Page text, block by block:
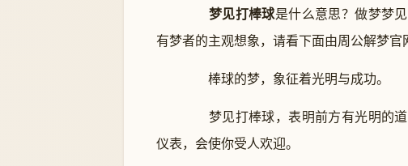
梦见打棒球是什么意思？做梦梦
有梦者的主观想象，请看下面由周公解梦官
棒球的梦，象征着光明与成功。
梦见打棒球，表明前方有光明的道
仪表，会使你受人欢迎。